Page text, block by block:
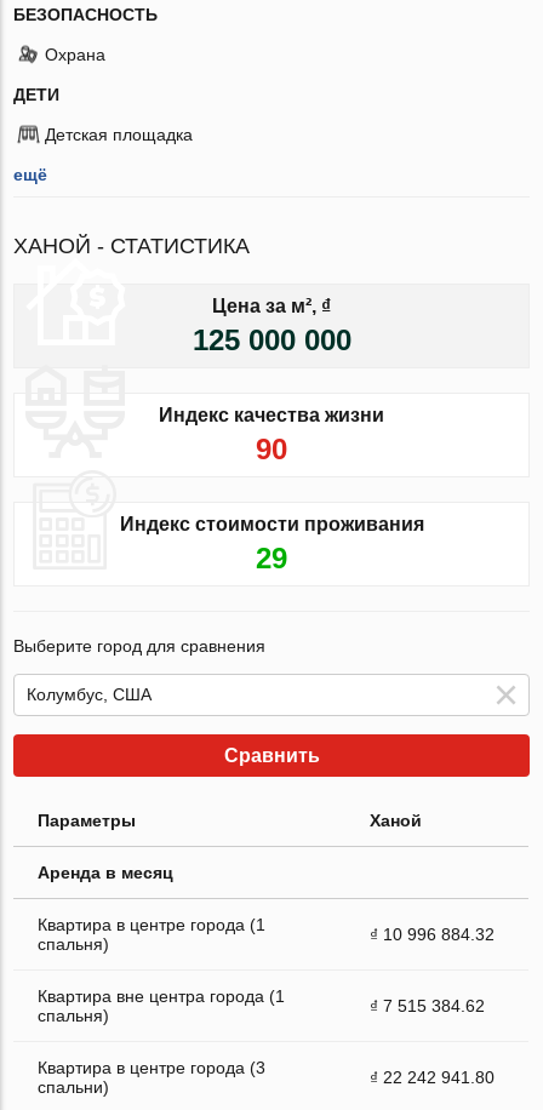
БЕЗОПАСНОСТЬ
Охрана
ДЕТИ
Детская площадка
ещё
ХАНОЙ - СТАТИСТИКА
Цена за м², ₫
125 000 000
Индекс качества жизни
90
Индекс стоимости проживания
29
Выберите город для сравнения
Сравнить
Параметры Ханой
Аренда в месяц
Квартира в центре города (1
спальня)
₫ 10 996 884.32
Квартира вне центра города (1
спальня)
₫ 7 515 384.62
Квартира в центре города (3
спальни)
₫ 22 242 941.80